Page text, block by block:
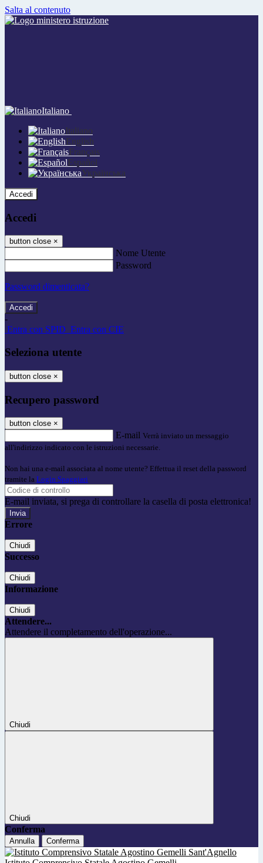
Salta al contenuto
Italiano
Italiano
English
Français
Español
Українська
Accedi
Accedi
button close ×
Nome Utente
Password
Password dimenticata?
-
Entra con SPID Entra con CIE
Seleziona utente
button close ×
Recupero password
button close ×
E-mail Verrà inviato un messaggio
all'indirizzo indicato con le istruzioni necessarie.
Non hai una e-mail associata al nome utente? Effettua il reset della password
tramite la Login Spaggiari
E-mail inviata, si prega di controllare la casella di posta elettronica!
Errore
Chiudi
Successo
Chiudi
Informazione
Chiudi
Attendere...
Attendere il completamento dell'operazione...
Chiudi
Chiudi
Conferma
Annulla Conferma